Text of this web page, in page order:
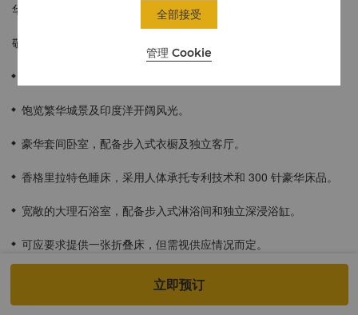
华阁专属尊贵礼遇等您体验。
敬请注意，各楼层客房的视野与布局可能会有所不同。
饱览繁华城景及印度洋开阔风光。
豪华套间卧室，配备步入式衣橱及独立客厅。
香格里拉特色睡床，采用人体承托专利技术和 300 针豪华床品。
宽敞的大理石浴室，配备步入式淋浴间和独立深浸浴缸。
可应要求提供一张折叠床，但需视供应情况而定。
享受豪华阁贵宾廊专属礼遇。
酒店入住宾客适用于儿童餐饮计划。
立即预订
管理 Cookie
全部接受